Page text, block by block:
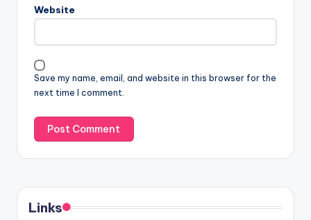
Website
Save my name, email, and website in this browser for the
next time I comment.
Links